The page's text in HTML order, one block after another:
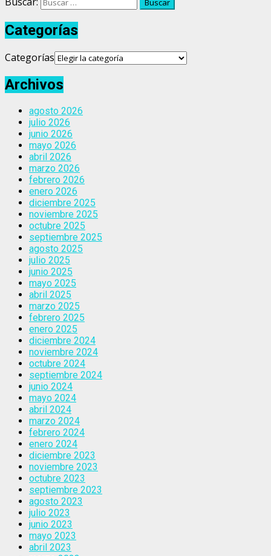
Categorías
Categorías
Archivos
agosto 2026
julio 2026
junio 2026
mayo 2026
abril 2026
marzo 2026
febrero 2026
enero 2026
diciembre 2025
noviembre 2025
octubre 2025
septiembre 2025
agosto 2025
julio 2025
junio 2025
mayo 2025
abril 2025
marzo 2025
febrero 2025
enero 2025
diciembre 2024
noviembre 2024
octubre 2024
septiembre 2024
junio 2024
mayo 2024
abril 2024
marzo 2024
febrero 2024
enero 2024
diciembre 2023
noviembre 2023
octubre 2023
septiembre 2023
agosto 2023
julio 2023
junio 2023
mayo 2023
abril 2023